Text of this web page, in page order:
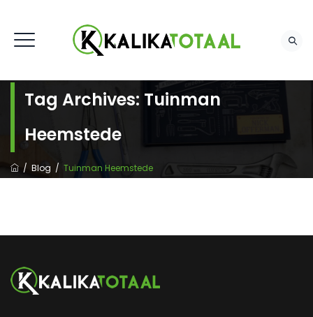
Tag Archives: Tuinman
Heemstede
/ Blog / Tuinman Heemstede